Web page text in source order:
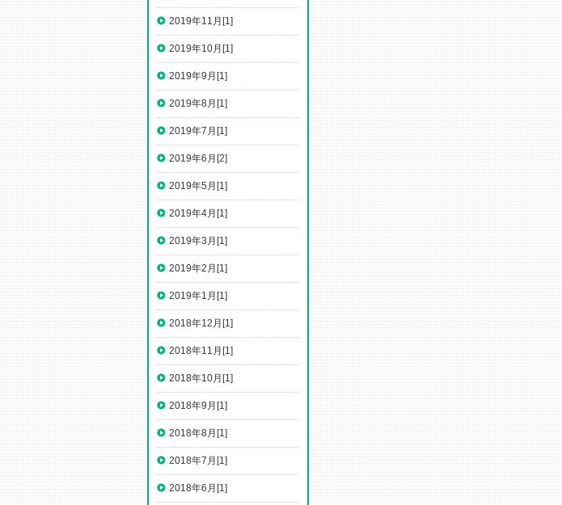
2019年11月[1]
2019年10月[1]
2019年9月[1]
2019年8月[1]
2019年7月[1]
2019年6月[2]
2019年5月[1]
2019年4月[1]
2019年3月[1]
2019年2月[1]
2019年1月[1]
2018年12月[1]
2018年11月[1]
2018年10月[1]
2018年9月[1]
2018年8月[1]
2018年7月[1]
2018年6月[1]